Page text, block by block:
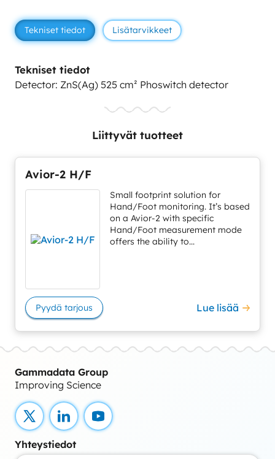
Tekniset tiedot Lisätarvikkeet
Tekniset tiedot
Detector: ZnS(Ag) 525 cm² Phoswitch detector
Liittyvät tuotteet
Avior-2 H/F
Small footprint solution for
Hand/Foot monitoring. It’s based
on a Avior-2 with specific
Hand/Foot measurement mode
offers the ability to...
Pyydä tarjous Lue lisää
Gammadata Group
Improving Science
X LinkedInYouTube
Yhteystiedot